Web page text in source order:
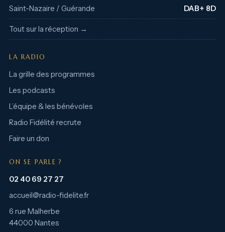
Saint-Nazaire / Guérande DAB+ 8D
Tout sur la réception →
LA RADIO
La grille des programmes
Les podcasts
L’équipe & les bénévoles
Radio Fidélité recrute
Faire un don
ON SE PARLE ?
02 40 69 27 27
accueil@radio-fidelite.fr
6 rue Malherbe
44000 Nantes